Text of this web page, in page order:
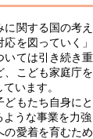
関する国の考
応を図っていく
いては引き続き
、こども家庭庁
います。
もたち自身に
うな事業を力強
愛着を育むた